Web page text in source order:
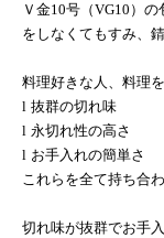
Ｖ金10号（VG10 ）の
をしなくてもすみ、
料理好きな人、料理
l 抜群の切れ味
l 永切れ性の高さ
l お手入れの簡単さ
これらを全て持ち合
切れ味が抜群でお手